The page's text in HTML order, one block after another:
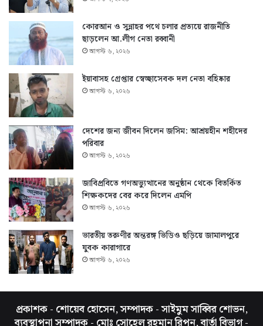
কোরআন ও সুন্নাহর পথে চলার প্রত্যয়ে রাজনীতি
ছাড়লেন আ.লীগ নেতা রব্বানী
আগস্ট ৬, ২০২৬
ইয়াবাসহ গ্রেপ্তার স্বেচ্ছাসেবক দল নেতা বহিষ্কার
আগস্ট ৬, ২০২৬
দেশের জন্য জীবন দিলেন জসিম: আশ্রয়হীন শহীদের
পরিবার
আগস্ট ৬, ২০২৬
জাবিপ্রবিতে গণঅভ্যুত্থানের অনুষ্ঠান থেকে বিতর্কিত
শিক্ষকদের বের করে দিলেন এমপি
আগস্ট ৬, ২০২৬
ভারতীয় তরুণীর অন্তরঙ্গ ভিডিও ছড়িয়ে জামালপুরে
যুবক কারাগারে
আগস্ট ৬, ২০২৬
প্রকাশক - শোয়েব হোসেন, সম্পাদক - সাইমুম সাব্বির শোভন,